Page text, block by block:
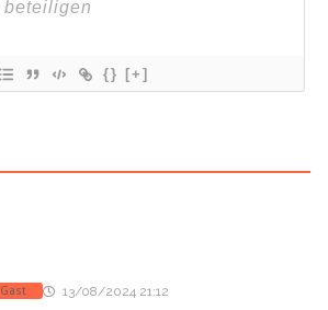
{} [+]
Gast 13/08/2024 21:12